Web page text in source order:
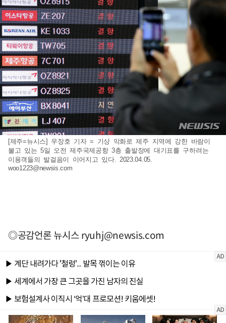
[제주=뉴시스] 우장호 기자 = 기상 악화로 제주 지역에 강한 바람이
불고 있는 5일 오전 제주국제공항 3층 출발장에 대기표를 구하려는
이용객들의 발걸음이 이어지고 있다. 2023.04.05.
woo1223@newsis.com
◎공감언론 뉴시스ryuhj@newsis.com